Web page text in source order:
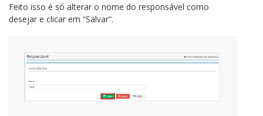
Feito isso é só alterar o nome do responsável como
desejar e clicar em “Salvar”.